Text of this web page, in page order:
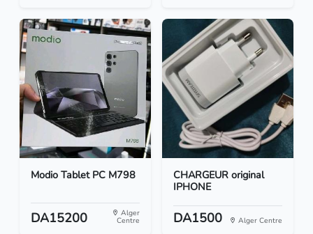
Modio Tablet PC M798
DA15200 Alger
Centre
CHARGEUR original
IPHONE
DA1500 Alger Centre